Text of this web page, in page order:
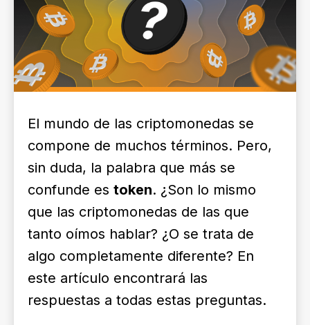
El mundo de las criptomonedas se
compone de muchos términos. Pero,
sin duda, la palabra que más se
confunde es token. ¿Son lo mismo
que las criptomonedas de las que
tanto oímos hablar? ¿O se trata de
algo completamente diferente? En
este artículo encontrará las
respuestas a todas estas preguntas.